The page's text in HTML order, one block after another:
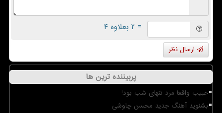
= ۲ بعلاوه ۴
ارسال نظر
پربیننده ترین ها
حبیب واقعا مرد تنهای شب بود!
بشنوید آهنگ جدید محسن چاوشی